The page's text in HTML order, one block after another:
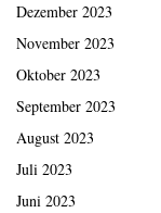
Dezember 2023
November 2023
Oktober 2023
September 2023
August 2023
Juli 2023
Juni 2023